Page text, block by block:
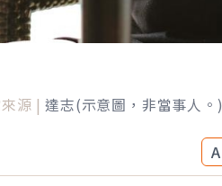
源 | 達志(示意圖，非當事人。)
A